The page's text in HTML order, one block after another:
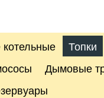
Топки
Дымовые